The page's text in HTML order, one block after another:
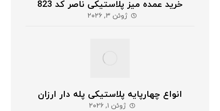
خرید عمده میز پلاستیکی ناصر کد 823
ژوئن ۳, ۲۰۲۶
انواع چهارپایه پلاستیکی پله دار ارزان
ژوئن ۱, ۲۰۲۶